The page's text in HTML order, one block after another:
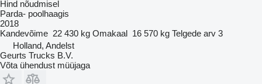
Hind nõudmisel
Parda- poolhaagis
2018
Kandevõime 22 430 kg Omakaal 16 570 kg Telgede arv 3
Holland, Andelst
Geurts Trucks B.V.
Võta ühendust müüjaga